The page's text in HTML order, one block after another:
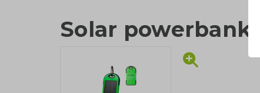
Solar powerbank